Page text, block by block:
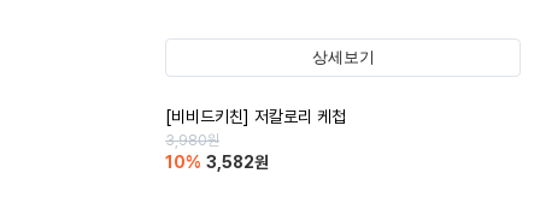
상세보기
[비비드키친] 저칼로리 케첩
3,980원
10% 3,582원